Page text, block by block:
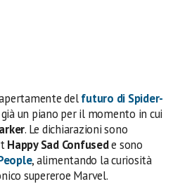
delfuturo di Spider-
un piano per il momento in cui
. Le dichiarazioni sono
Happy Sad Confusede sono
, alimentando la curiosità
supereroe Marvel.